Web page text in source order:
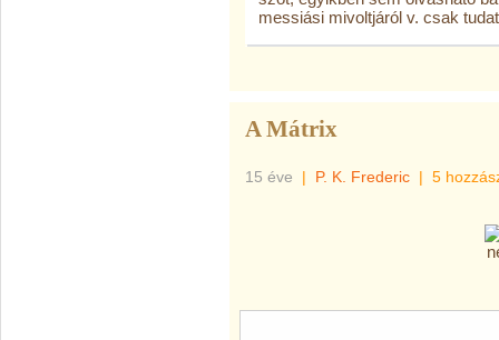
messiási mivoltjáról v. csak
A Mátrix
15 éve | P. K. Frederic | 5